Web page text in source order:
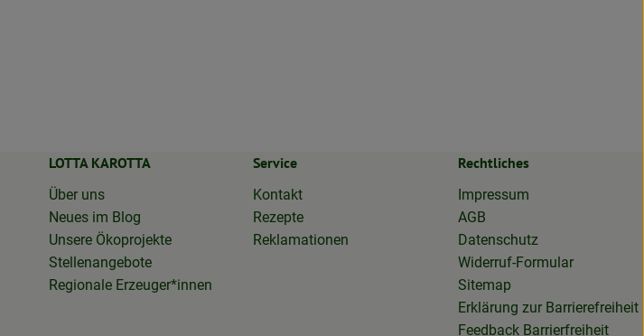
LOTTA KAROTTA
Über uns
Neues im Blog
Unsere Ökoprojekte
Stellenangebote
Regionale Erzeuger*innen
Service
Kontakt
Rezepte
Reklamationen
Rechtliches
Impressum
AGB
Datenschutz
Widerruf-Formular
Sitemap
Erklärung zur Barrierefreiheit
Feedback Barrierfreiheit